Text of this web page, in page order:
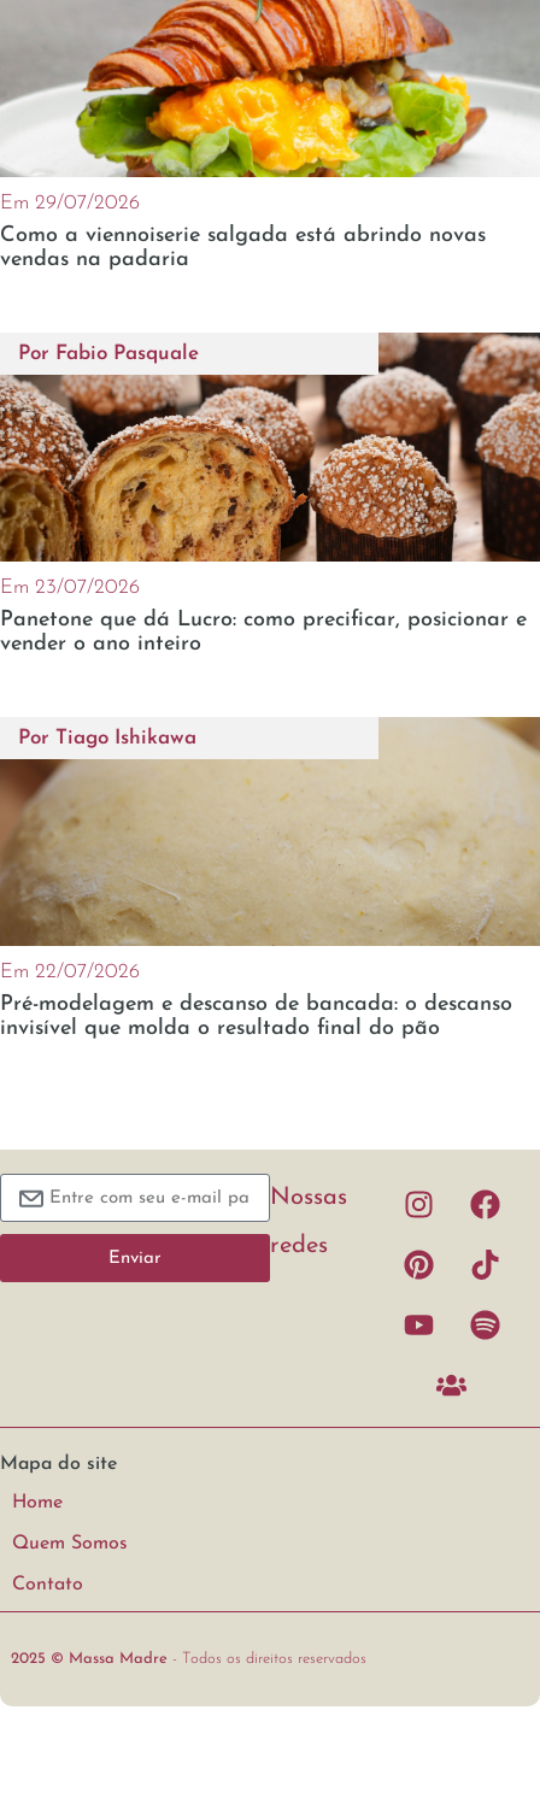
Em 29/07/2026
Como a viennoiserie salgada está abrindo novas
vendas na padaria
Por Fabio Pasquale
Em 23/07/2026
Panetone que dá Lucro: como precificar, posicionar e
vender o ano inteiro
Por Tiago Ishikawa
Em 22/07/2026
Pré-modelagem e descanso de bancada: o descanso
invisível que molda o resultado final do pão
Enviar
Nossas
redes
Mapa do site
Home
Quem Somos
Contato
2025 © Massa Madre - Todos os direitos reservados